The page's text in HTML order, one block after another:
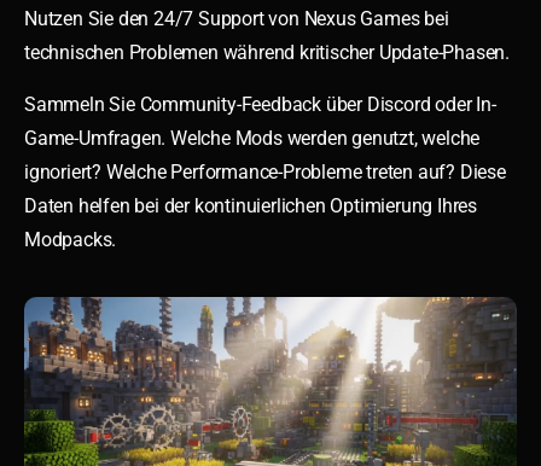
Nutzen Sie den 24/7 Support von Nexus Games bei
technischen Problemen während kritischer Update-Phasen.
Sammeln Sie Community-Feedback über Discord oder In-
Game-Umfragen. Welche Mods werden genutzt, welche
ignoriert? Welche Performance-Probleme treten auf? Diese
Daten helfen bei der kontinuierlichen Optimierung Ihres
Modpacks.